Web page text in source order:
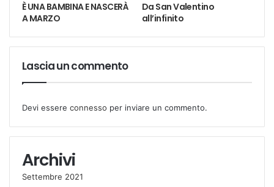
È UNA BAMBINA E NASCERÀ
A MARZO
Da San Valentino
all’infinito
Lascia un commento
Devi essere connesso per inviare un commento.
Archivi
Settembre 2021